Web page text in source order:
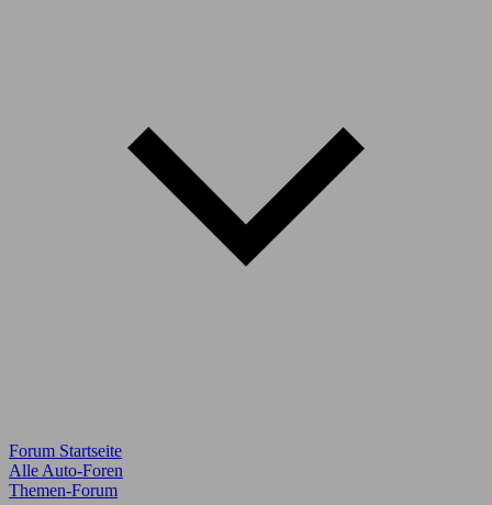
Forum Startseite
Alle Auto-Foren
Themen-Forum